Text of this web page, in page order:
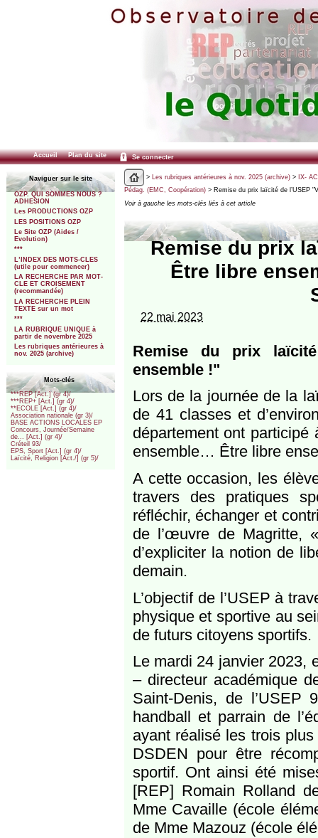
Accueil Plan du site Se connecter
Naviguer sur le site
OZP. QUI SOMMES NOUS ?
ADHESION
Les PRODUCTIONS OZP
LES POSITIONS OZP
Le Site OZP (Aides /
Evolution)
***
L’INDEX DES MOTS-CLES
(utile pour commencer)
LA RECHERCHE PAR MOT-
CLE ET CROISEMENT
(recommandée)
LA RECHERCHE PLEIN
TEXTE sur un mot
***
LA RUBRIQUE UNIQUE à
partir de novembre 2025
Les rubriques antérieures à
nov. 2025 (archive)
Mots-clés
***REP [Act.] (gr 4)/
***REP+ [Act.] (gr 4)/
**ECOLE [Act.] (gr 4)/
Association nationale (gr 3)/
BASE ACTIONS LOCALES EP
Concours, Journée/Semaine
de... [Act.] (gr 4)/
Créteil 93/
EPS, Sport [Act.] (gr 4)/
Laïcité, Religion [Act./] (gr 5)/
> Les rubriques antérieures à nov. 2025 (archive)> IX-
Pédag. (EMC, Coopération)> Remise du prix laïcité de l’USEP
Voir à gauche les mots-clés liés à cet article
Remise du prix
Être libre
22 mai 2023
Remise du prix
ensemble !"
Lors de la journée de la
de 41 classes et
département ont participé
ensemble… Être libre
A cette occasion, les
travers des pratiques
réfléchir, échanger et
de l’œuvre de Magritte,
d’expliciter la notion de
demain.
L’objectif de l’USEP à
physique et sportive au
de futurs citoyens sportifs.
Le mardi 24 janvier 2023,
– directeur académique
Saint-Denis, de
handball et parrain de
ayant réalisé les trois
DSDEN pour être
sportif. Ont ainsi été
[REP] Romain Rolland
Mme Cavaille (école
de Mme Mazouz (école